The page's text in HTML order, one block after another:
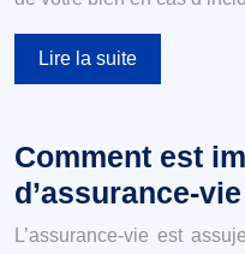
Lire la suite
Comment est
d’assurance-
L’assurance-vie est